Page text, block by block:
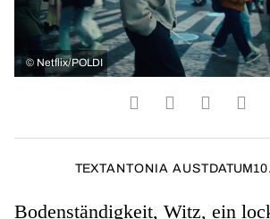
© Netflix/POLDI
TEXTANTONIA AUSTDATUM
Bodenständigkeit, Witz, ein